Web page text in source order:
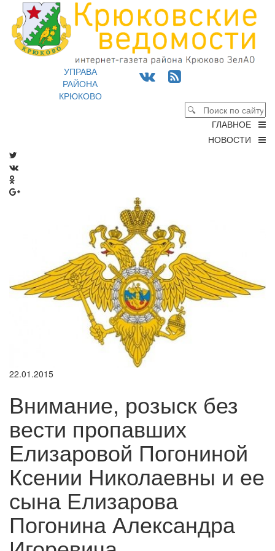
УПРАВА
РАЙОНА
КРЮКОВО
ГЛАВНОЕ
НОВОСТИ
22.01.2015
Внимание, розыск без
вести пропавших
Елизаровой Погониной
Ксении Николаевны и ее
сына Елизарова
Погонина Александра